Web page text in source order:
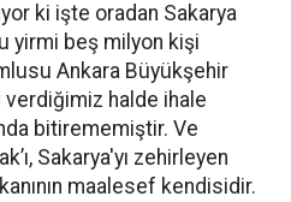
ki işte oradan Sakarya
yirmi beş milyon kişi
Ankara Büyükşehir
verdiğimiz halde ihale
bitirememiştir. Ve
Sakarya'yı zehirleyen
maalesef kendisidir.